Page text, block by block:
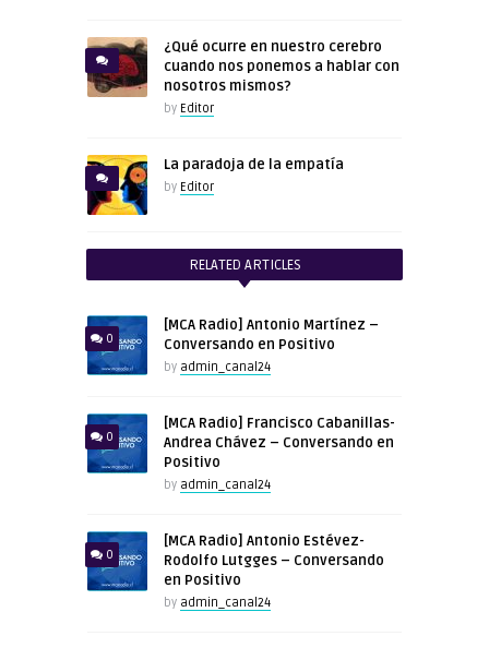
¿Qué ocurre en nuestro cerebro
cuando nos ponemos a hablar con
nosotros mismos?
by Editor
La paradoja de la empatía
by Editor
RELATED ARTICLES
0
[MCA Radio] Antonio Martínez –
Conversando en Positivo
by admin_canal24
0
[MCA Radio] Francisco Cabanillas-
Andrea Chávez – Conversando en
Positivo
by admin_canal24
0
[MCA Radio] Antonio Estévez-
Rodolfo Lutgges – Conversando
en Positivo
by admin_canal24